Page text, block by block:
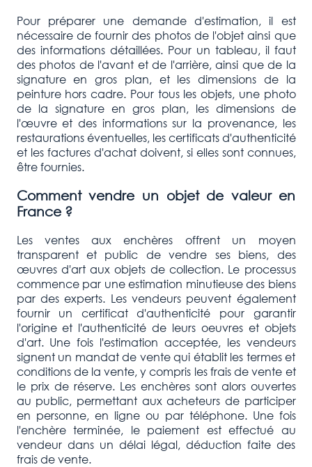
Pour préparer une demande d'estimation, il est
nécessaire de fournir des photos de l'objet ainsi que
des informations détaillées. Pour un tableau, il faut
des photos de l'avant et de l'arrière, ainsi que de la
signature en gros plan, et les dimensions de la
peinture hors cadre. Pour tous les objets, une photo
de la signature en gros plan, les dimensions de
l'œuvre et des informations sur la provenance, les
restaurations éventuelles, les certificats d'authenticité
et les factures d'achat doivent, si elles sont connues,
être fournies.
Comment vendre un objet de valeur en
France ?
Les ventes aux enchères offrent un moyen
transparent et public de vendre ses biens, des
œuvres d'art aux objets de collection. Le processus
commence par une estimation minutieuse des biens
par des experts. Les vendeurs peuvent également
fournir un certificat d'authenticité pour garantir
l'origine et l'authenticité de leurs oeuvres et objets
d'art. Une fois l'estimation acceptée, les vendeurs
signent un mandat de vente qui établit les termes et
conditions de la vente, y compris les frais de vente et
le prix de réserve. Les enchères sont alors ouvertes
au public, permettant aux acheteurs de participer
en personne, en ligne ou par téléphone. Une fois
l'enchère terminée, le paiement est effectué au
vendeur dans un délai légal, déduction faite des
frais de vente.